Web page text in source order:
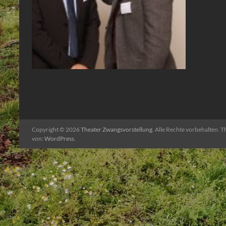
Theateraktion
Copyright © 2026Theater Zwangsvorstellung. Alle Rechte vorbehalten.
von: WordPress.